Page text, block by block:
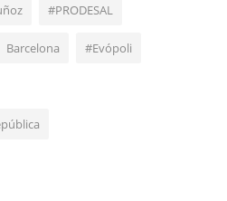
#PRODESAL
Barcelona #Evópoli